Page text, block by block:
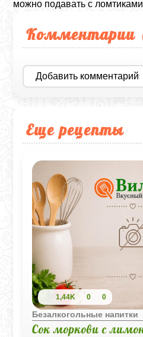
можно подавать с
Комментарии
Добавить комментарий
Еще рецепты
1,44K 0 0
Безалкогольные напитки
Сок моркови с